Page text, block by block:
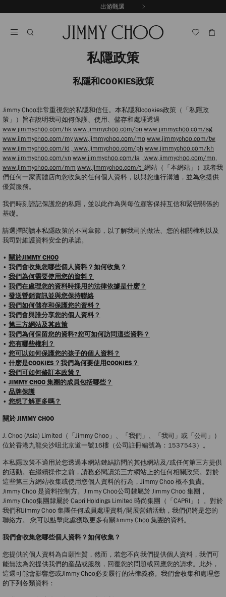
至
出游甄選
私隱政策
私隱和COOKIES政策
Jimmy Choo非常重視您的私隱和信任。本私隱和cookies政策（「私隱政
策」）旨在說明我司如何保護、使用、儲存和處理透過
www.jimmychoo.com/hk www.jimmychoo.com/bn www.jimmychoo.com/sg
www.jimmychoo.com/mywww.jimmychoo.com/mowww.jimmychoo.com/tw
www.jimmychoo.com/id , www.jimmychoo.com/ph www.jimmychoo.com/kh
www.jimmychoo.com/vn www.jimmychoo.com/la , www.jimmychoo.com/mn,
www.jimmychoo.com/mm www.jimmychoo.com/tl 網站（「本網站」）或者我
們任何一家實體店向您收集的任何個人資料，以與您進行溝通，並為您提供
優質服務。
我們時刻謹記保護您的私隱，並以此作為與每位顧客保持互信和緊密關係的
基礎。
請選擇閱讀本私隱政策的不同章節，以了解我司的做法、您的相關權利以及
我司對維護資料安全的承諾。
• 關於JIMMY CHOO
• 我們會收集您哪些個人資料？如何收集？
• 我們為何需要使用您的資料？
• 我們在處理您的資料時採用的法律依據是什麽？
• 發送營銷資訊並與您保持聯絡
• 我們如何儲存和保護您的資料？
• 我們會與誰分享您的個人資料？
• 第三方網站及其政策
• 我們為何保留您的資料?您可如何訪問這些資料？
• 您有哪些權利？
• 您可以如何保護您的孩子的個人資料？
• 什麽是COOKIES？我們為何要使用COOKIES？
• 我們可如何修訂本政策？
• JIMMY CHOO 集團的成員包括哪些？
• 品牌保護
• 您想了解更多嗎？
關於 JIMMY CHOO
J. Choo (Asia) Limited（「Jimmy Choo」、「我們」、「我司」或「公司」）
位於香港九龍尖沙咀北京道一號16樓（公司註冊編號為：1537543）。
本私隱政策不適用於您透過本網站鏈結訪問的其他網站及/或任何第三方提供
的活動。在繼續操作之前，請務必閱讀第三方網站上的任何相關政策。對於
這些第三方網站收集或使用您個人資料的行為，Jimmy Choo 概不負責。
Jimmy Choo 是資料控制方。Jimmy Choo公司隸屬於 Jimmy Choo 集團，
Jimmy Choo集團隸屬於 Capri Holdings Limited 時尚集團（「CAPRI」）。對於
我們和Jimmy Choo 集團任何成員處理資料/開展營銷活動，我們仍將是您的
聯絡方。 您可以點擊此處獲取更多有關Jimmy Choo 集團的資料。 .
我們會收集您哪些個人資料？如何收集？
您提供的個人資料為自願性質，然而，若您不向我們提供個人資料，我們可
能無法為您提供我們的産品或服務，回覆您的問題或回應您的請求。此外，
這還可能會影響您或Jimmy Choo必要履行的法律義務。我們會收集和處理您
的下列各類資料：